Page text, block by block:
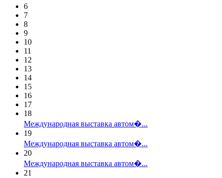
6
7
8
9
10
11
12
13
14
15
16
17
18
Международная выставка автом�...
19
Международная выставка автом�...
20
Международная выставка автом�...
21